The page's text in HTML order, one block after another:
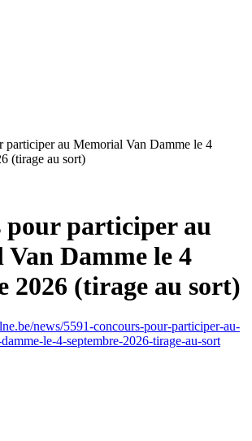
participer au Memorial Van Damme le 4
(tirage au sort)
pour participer au
Damme le 4
2026 (tirage au sort)
news/5591-concours-pour-participer-au-
le-4-septembre-2026-tirage-au-sort